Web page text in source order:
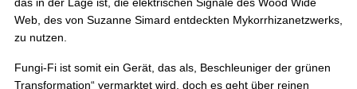
Web, des von Suzanne Simard entdeckten Mykorrhizanetzwerks,
zu nutzen.
Fungi-Fi ist somit ein Gerät, das als, Beschleuniger der grünen
Transformation“ vermarktet wird, doch es geht über reinen